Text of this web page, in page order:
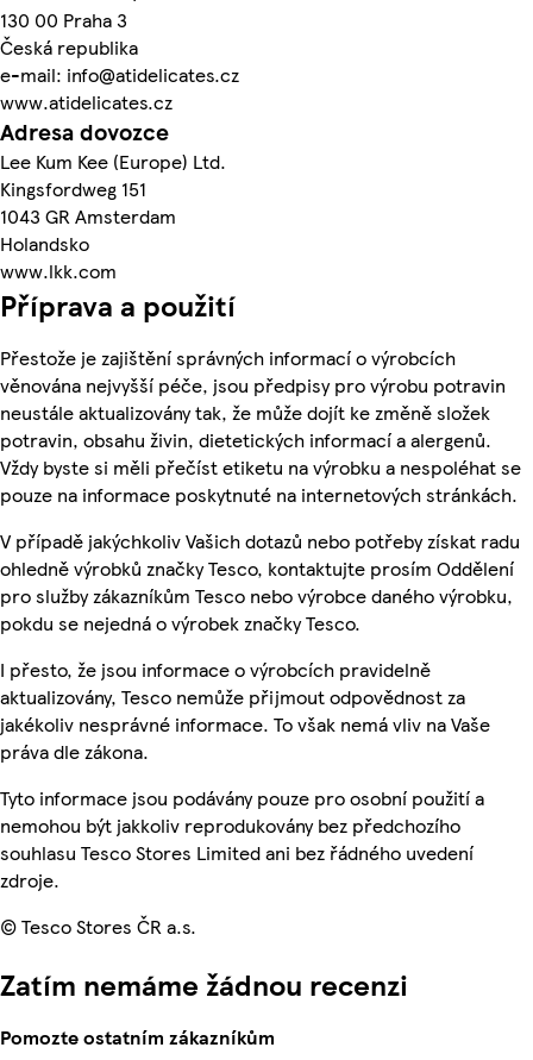
130 00 Praha 3
Česká republika
e-mail: info@atidelicates.cz
www.atidelicates.cz
Adresa dovozce
Lee Kum Kee (Europe) Ltd.
Kingsfordweg 151
1043 GR Amsterdam
Holandsko
www.lkk.com
Příprava a použití
Přestože je zajištění správných informací o výrobcích
věnována nejvyšší péče, jsou předpisy pro výrobu potravin
neustále aktualizovány tak, že může dojít ke změně složek
potravin, obsahu živin, dietetických informací a alergenů.
Vždy byste si měli přečíst etiketu na výrobku a nespoléhat se
pouze na informace poskytnuté na internetových stránkách.
V případě jakýchkoliv Vašich dotazů nebo potřeby získat radu
ohledně výrobků značky Tesco, kontaktujte prosím Oddělení
pro služby zákazníkům Tesco nebo výrobce daného výrobku,
pokdu se nejedná o výrobek značky Tesco.
I přesto, že jsou informace o výrobcích pravidelně
aktualizovány, Tesco nemůže přijmout odpovědnost za
jakékoliv nesprávné informace. To však nemá vliv na Vaše
práva dle zákona.
Tyto informace jsou podávány pouze pro osobní použití a
nemohou být jakkoliv reprodukovány bez předchozího
souhlasu Tesco Stores Limited ani bez řádného uvedení
zdroje.
© Tesco Stores ČR a.s.
Zatím nemáme žádnou recenzi
Pomozte ostatním zákazníkům